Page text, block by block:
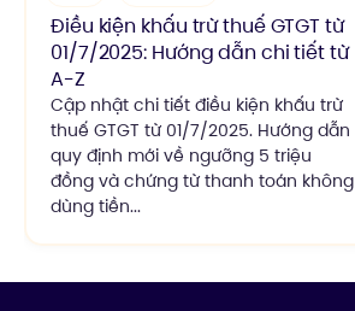
Điều kiện khấu trừ thuế GTGT từ
01/7/2025: Hướng dẫn chi tiết từ
A-Z
Cập nhật chi tiết điều kiện khấu trừ
thuế GTGT từ 01/7/2025. Hướng dẫn
quy định mới về ngưỡng 5 triệu
đồng và chứng từ thanh toán không
dùng tiền...